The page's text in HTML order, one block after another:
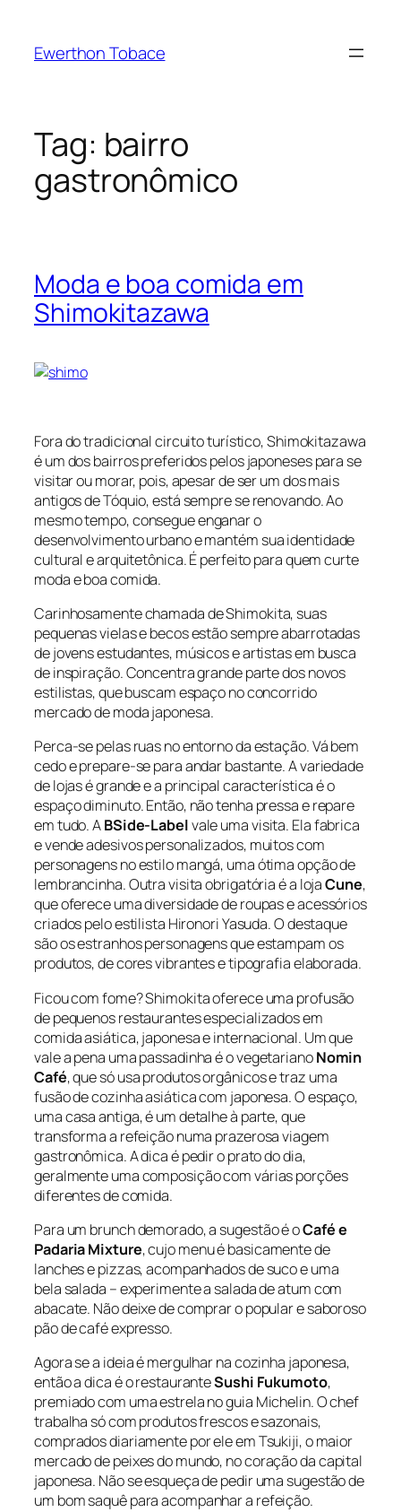
content
Ewerthon Tobace
Tag: bairro
gastronômico
Moda e boa comida em
Shimokitazawa
Fora do tradicional circuito turístico, Shimokitazawa
é um dos bairros preferidos pelos japoneses para se
visitar ou morar, pois, apesar de ser um dos mais
antigos de Tóquio, está sempre se renovando. Ao
mesmo tempo, consegue enganar o
desenvolvimento urbano e mantém sua identidade
cultural e arquitetônica. É perfeito para quem curte
moda e boa comida.
Carinhosamente chamada de Shimokita, suas
pequenas vielas e becos estão sempre abarrotadas
de jovens estudantes, músicos e artistas em busca
de inspiração. Concentra grande parte dos novos
estilistas, que buscam espaço no concorrido
mercado de moda japonesa.
Perca-se pelas ruas no entorno da estação. Vá bem
cedo e prepare-se para andar bastante. A variedade
de lojas é grande e a principal característica é o
espaço diminuto. Então, não tenha pressa e repare
em tudo. ABSide-Labelvale uma visita. Ela fabrica
e vende adesivos personalizados, muitos com
personagens no estilo mangá, uma ótima opção de
lembrancinha. Outra visita obrigatória é a lojaCune,
que oferece uma diversidade de roupas e acessórios
criados pelo estilista Hironori Yasuda. O destaque
são os estranhos personagens que estampam os
produtos, de cores vibrantes e tipografia elaborada.
Ficou com fome? Shimokita oferece uma profusão
de pequenos restaurantes especializados em
comida asiática, japonesa e internacional. Um que
vale a pena uma passadinha é o vegetarianoNomin
Café, que só usa produtos orgânicos e traz uma
fusão de cozinha asiática com japonesa. O espaço,
uma casa antiga, é um detalhe à parte, que
transforma a refeição numa prazerosa viagem
gastronômica. A dica é pedir o prato do dia,
geralmente uma composição com várias porções
diferentes de comida.
Para um brunch demorado, a sugestão é oCafé e
Padaria Mixture, cujo menu é basicamente de
lanches e pizzas, acompanhados de suco e uma
bela salada – experimente a salada de atum com
abacate. Não deixe de comprar o popular e saboroso
pão de café expresso.
Agora se a ideia é mergulhar na cozinha japonesa,
então a dica é o restauranteSushi Fukumoto,
premiado com uma estrela no guia Michelin. O chef
trabalha só com produtos frescos e sazonais,
comprados diariamente por ele em Tsukiji, o maior
mercado de peixes do mundo, no coração da capital
japonesa. Não se esqueça de pedir uma sugestão de
um bom saquê para acompanhar a refeição.